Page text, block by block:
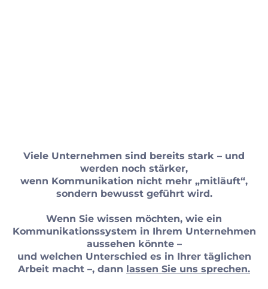
Viele Unternehmen sind bereits stark – und
werden noch stärker,
wenn Kommunikation nicht mehr „mitläuft“,
sondern bewusst geführt wird.
Wenn Sie wissen möchten, wie ein
Kommunikationssystem in Ihrem Unternehmen
aussehen könnte –
und welchen Unterschied es in Ihrer täglichen
Arbeit macht –, dann lassen Sie uns sprechen.